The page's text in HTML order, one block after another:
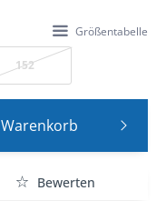
Größentabelle
152
Warenkorb
Bewerten